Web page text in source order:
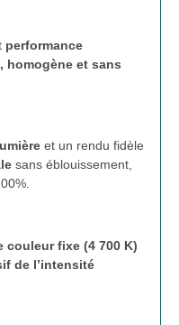
performance
homogène et sans
et un rendu fidèle
sans éblouissement,
couleur fixe (4 700 K)
de l’intensité